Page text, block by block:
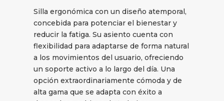
Silla ergonómica con un diseño atemporal,
concebida para potenciar el bienestar y
reducir la fatiga. Su asiento cuenta con
flexibilidad para adaptarse de forma natural
a los movimientos del usuario, ofreciendo
un soporte activo a lo largo del día. Una
opción extraordinariamente cómoda y de
alta gama que se adapta con éxito a